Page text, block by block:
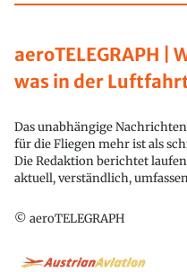
aeroTELEGRAPH |
was in der
Das unabhängige
für die Fliegen mehr ist als
Die Redaktion berichtet
aktuell, verständlich,
© aeroTELEGRAPH